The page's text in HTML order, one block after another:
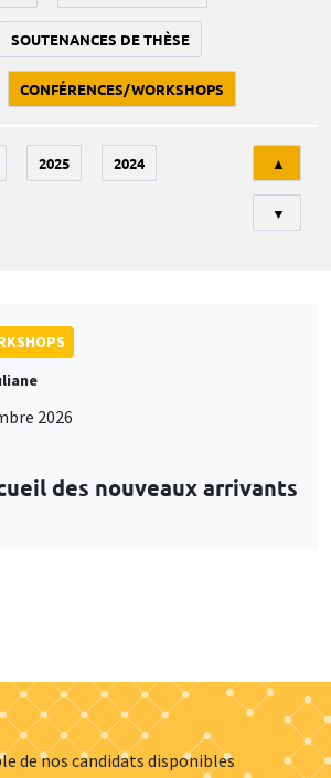
SOUTENANCES DE THÈSE
CONFÉRENCES/WORKSHOPS
2025 2024 ▲
▼
2026
des nouveaux arrivants
de nos candidats disponibles